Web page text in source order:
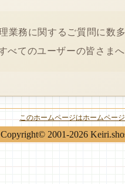
業務に関するご質問に数
べてのユーザーの皆さま
このホームページはホームペー
Copyright© 2001-2026